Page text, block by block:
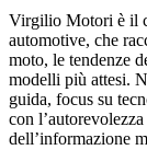
Virgilio Motori è il
automotive, che
moto, le tendenze
modelli più attesi.
guida, focus su
con
dell’informazione